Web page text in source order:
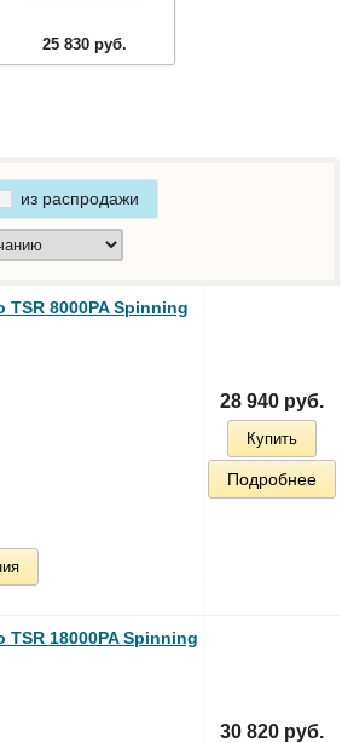
25 830 руб.
из распродажи
TSR 8000PA Spinning
28 940 руб.
Купить
Подробнее
TSR 18000PA Spinning
30 820 руб.